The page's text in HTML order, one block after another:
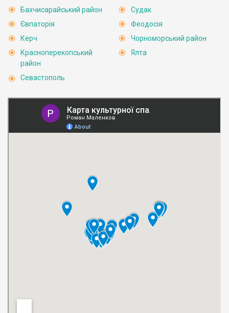
Бахчисарайський район
Євпаторія
Керч
Красноперекопський
район
Севастополь
Судак
Феодосія
Чорноморський район
Ялта